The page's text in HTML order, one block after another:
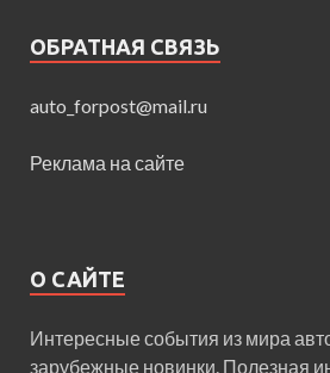
ОБРАТНАЯ СВЯЗЬ
auto_forpost@mail.ru
Реклама на сайте
О САЙТЕ
Интересные события из мира
зарубежные новинки. Полезная